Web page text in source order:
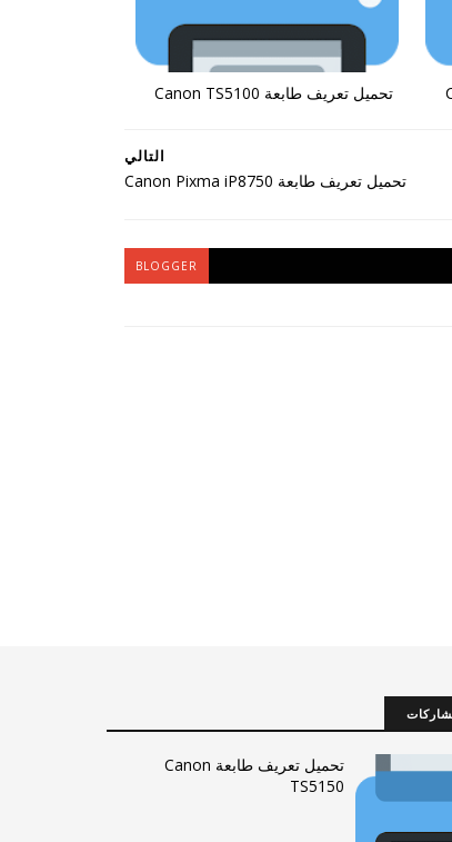
تحميل تعريف طابعة Canon TS5100
التالي
تحميل تعريف طابعة Canon Pixma iP8750
BLOGGER
تحميل تعريف طابعة Canon
TS5150